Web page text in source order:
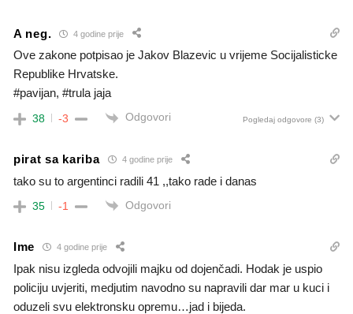
A neg. 4 godine prije
Ove zakone potpisao je Jakov Blazevic u vrijeme Socijalisticke
Republike Hrvatske.
#pavijan, #trula jaja
38 -3 Odgovori Pogledaj odgovore (3)
pirat sa kariba 4 godine prije
tako su to argentinci radili 41 ,,tako rade i danas
35 -1 Odgovori
Ime 4 godine prije
Ipak nisu izgleda odvojili majku od dojenčadi. Hodak je uspio
policiju uvjeriti, medjutim navodno su napravili dar mar u kuci i
oduzeli svu elektronsku opremu…jad i bijeda.